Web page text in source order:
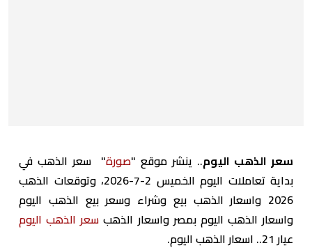
سعر الذهب اليوم.. ينشر موقع "صورة" سعر الذهب في
بداية تعاملات اليوم الخميس 2-7-2026، وتوقعات الذهب
2026 واسعار الذهب بيع وشراء وسعر بيع الذهب اليوم
واسعار الذهب اليوم بمصر واسعار الذهب سعر الذهب اليوم
عيار 21.. اسعار الذهب اليوم.